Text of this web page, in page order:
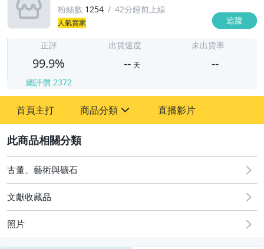
粉絲數 1254 42分鐘前上線
人氣賣家 追蹤
正評
99.9%
總評價 2372
出貨速度
-- 天
未出貨率
--
首頁主打 商品分類
其它
直播影片
古董、藝術與礦石
文獻收藏品
照片